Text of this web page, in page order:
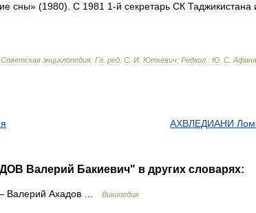
сны» (1980). С 1981 1-й секретарь СК Таджикистана
Советская энциклопедия Гл ред С И Юткевич; Редкол : Ю С
АХВЛЕДИАНИ
Валерий Бакиевич" в других словарях:
Валерий Ахадов … Википедия